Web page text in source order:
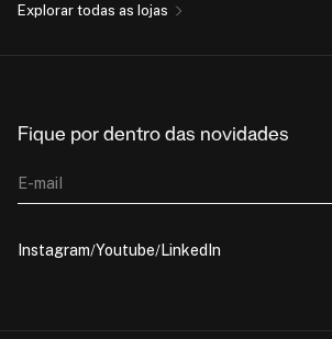
Explorar todas as lojas
Fique por dentro das novidades
E-mail
Instagram Youtube LinkedIn